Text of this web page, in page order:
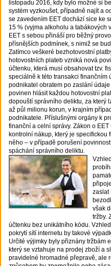
listopadu 2016, kdy bylo možné si
systém vyzkoušet, případně najít a
se zavedením EET dochází sice ke
15 % (vyjma alkoholu a tabákových
EET s sebou přináší pro běžný
přísnějších podmínek, s nimiž se
Zatímco veškeré bezhotovostní
hotovostních plateb vzniká nová
účtenku, která musí obsahovat tzv.
speciálně k této transakci finančním
podnikatel obratem po zaslání
povinen hlásit každou hotovostní
dopouští správního deliktu, za který
až půl milionu korun, v krajním
podnikatele. Příslušnými orgány k
finanční a celní správy. Zákon o
kontrolní nákup, který je specifickou
něho – v případě porušení
spáchání správního deliktu.
zaslat
však
tržby.
účtenku bez unikátního kódu.
pokrytí sítí internetu by takové
Určité výjimky byly přiznány tržbám
který se vztahuje na prodej zboží a
pravidelné hromadné přepravě, ale